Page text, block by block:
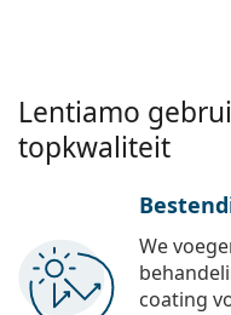
Lentiamo
topkwaliteit
We
coating